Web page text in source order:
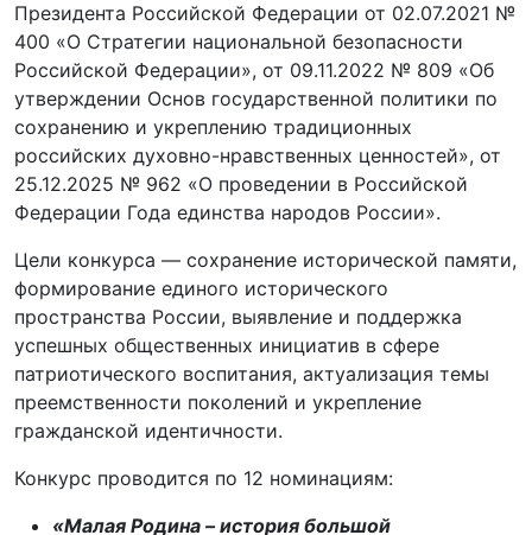
Президента Российской Федерации от 02.07.2021 №
400 «О Стратегии национальной безопасности
Российской Федерации», от 09.11.2022 № 809 «Об
утверждении Основ государственной политики по
сохранению и укреплению традиционных
российских духовно-нравственных ценностей», от
25.12.2025 № 962 «О проведении в Российской
Федерации Года единства народов России».
Цели конкурса — сохранение исторической памяти,
формирование единого исторического
пространства России, выявление и поддержка
успешных общественных инициатив в сфере
патриотического воспитания, актуализация темы
преемственности поколений и укрепление
гражданской идентичности.
Конкурс проводится по 12 номинациям:
«Малая Родина – история большой